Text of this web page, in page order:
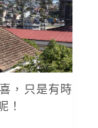
，只是有時
！